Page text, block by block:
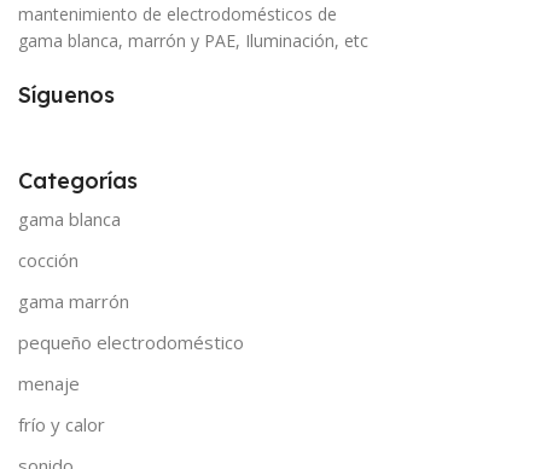
mantenimiento de electrodomésticos de
gama blanca, marrón y PAE, Iluminación, etc
Síguenos
Categorías
gama blanca
cocción
gama marrón
pequeño electrodoméstico
menaje
frío y calor